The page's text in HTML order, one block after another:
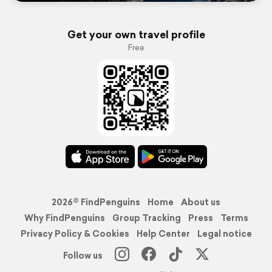
Get your own travel profile
Free
2026© FindPenguins Home
About us
Why FindPenguins
Group Tracking Press
Terms
Privacy Policy & Cookies
Help Center
Legal notice
Follow us